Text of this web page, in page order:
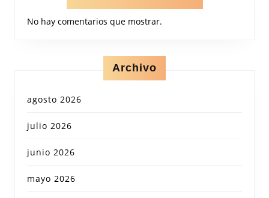
No hay comentarios que mostrar.
Archivo
agosto 2026
julio 2026
junio 2026
mayo 2026